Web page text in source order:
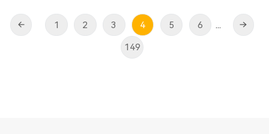
1 2 3 4 5 6 ...
149